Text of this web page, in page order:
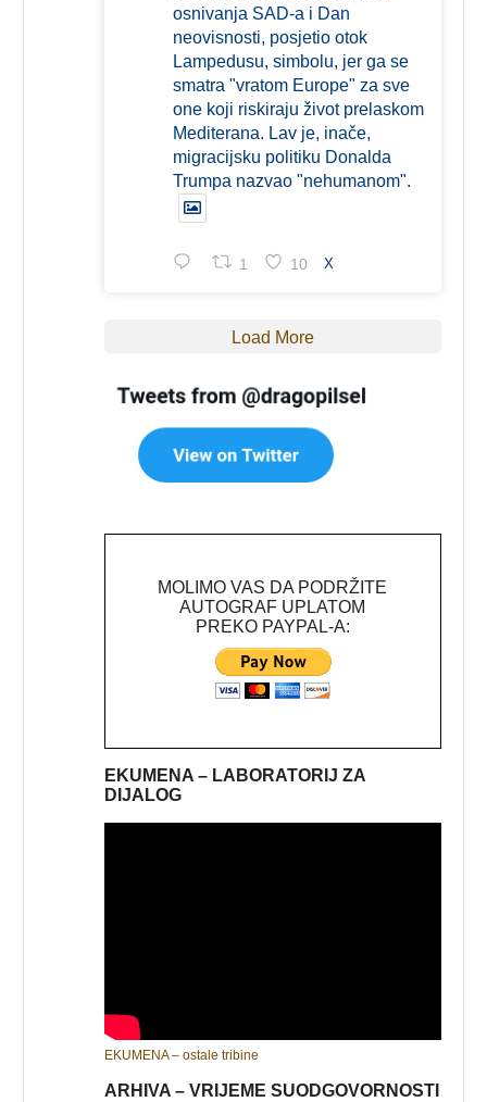
osnivanja SAD-a i Dan
neovisnosti, posjetio otok
Lampedusu, simbolu, jer ga se
smatra "vratom Europe" za sve
one koji riskiraju život prelaskom
Mediterana. Lav je, inače,
migracijsku politiku Donalda
Trumpa nazvao "nehumanom".
1 10 X
Load More
MOLIMO VAS DA PODRŽITE
AUTOGRAF UPLATOM
PREKO PAYPAL-A:
EKUMENA – LABORATORIJ ZA
DIJALOG
EKUMENA – ostale tribine
ARHIVA – VRIJEME SUODGOVORNOSTI